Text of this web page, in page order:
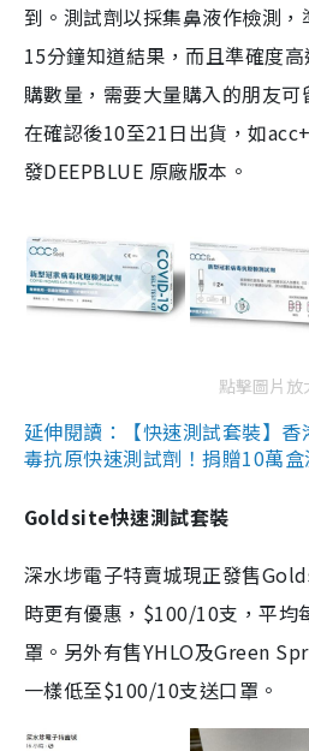
到。測試劑以採集鼻液作檢測
15分鐘知道結果，而且準確度
購數量，需要大量購入的朋友
在確認後10至21日出貨，如
發DEEPBLUE 原廠版本。
點擊圖片放
延伸閱讀：【快速測試套裝】
毒抗原快速測試劑！捐贈10萬
Goldsite快速測試套裝
深水埗電子特賣城現正發售
時更有優惠，$100/10支，平均
罩。另外有售YHLO及Green
一樣低至$100/10支送口罩。